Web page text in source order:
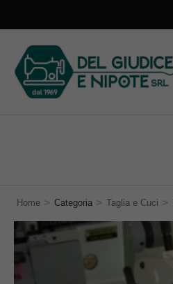
Home > Categoria > Taglia e Cuci >